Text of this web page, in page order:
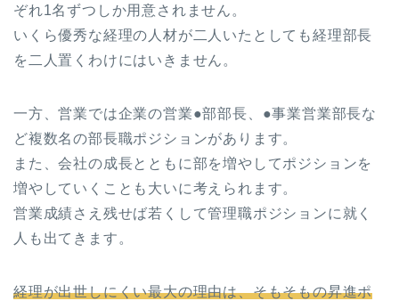
ぞれ1名ずつしか用意されません。
いくら優秀な経理の人材が二人いたとしても経理部長
を二人置くわけにはいきません。
一方、営業では企業の営業●部部長、●事業営業部長な
ど複数名の部長職ポジションがあります。
また、会社の成長とともに部を増やしてポジションを
増やしていくことも大いに考えられます。
営業成績さえ残せば若くして管理職ポジションに就く
人も出てきます。
経理が出世しにくい最大の理由は、そもそもの昇進ポ